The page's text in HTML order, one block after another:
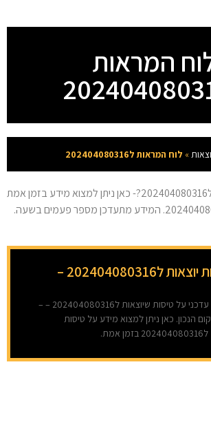
המראות
» לוח המראות ל202404080316
מחפשים טיסות יוצאות ל202404080316?- כאן ניתן למצוא מידע בזמן אמת
ל202404080316 –
אם חיפשת מידע עדכני על טיסות שיוצאות ל202404080316 – –
הנכון. כאן ניתן למצוא מידע על טיסות
ל202404080316 בזמן אמת.